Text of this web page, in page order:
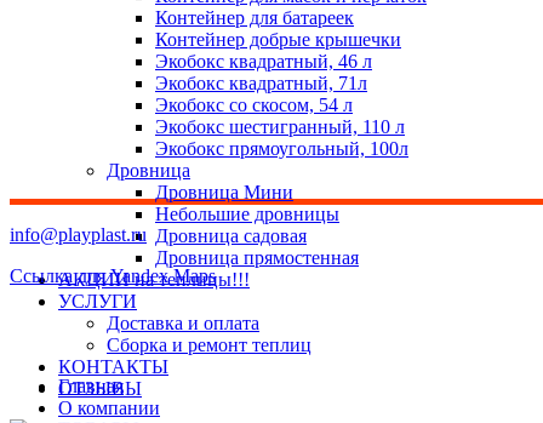
Контейнер для батареек
Контейнер добрые крышечки
Экобокс квадратный, 46 л
Экобокс квадратный, 71л
Экобокс со скосом, 54 л
Экобокс шестигранный, 110 л
Экобокс прямоугольный, 100л
Дровница
Дровница Мини
Небольшие дровницы
Дровница садовая
Дровница прямостенная
АКЦИИ на теплицы!!!
УСЛУГИ
Доставка и оплата
Сборка и ремонт теплиц
КОНТАКТЫ
ОТЗЫВЫ
info@playplast.ru
Ссылка для Yandex Maps
Главная
О компании